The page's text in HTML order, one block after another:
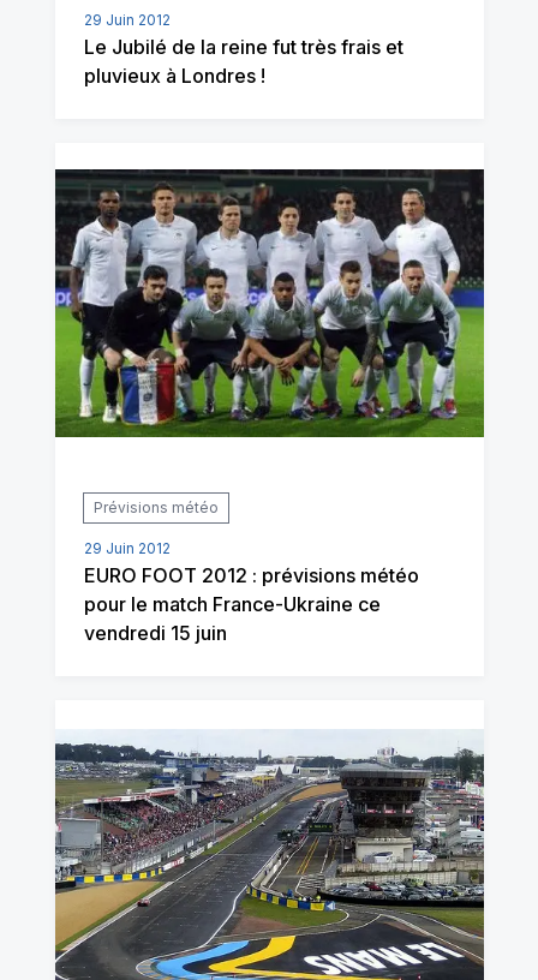
29 Juin 2012
Le Jubilé de la reine fut très frais et
pluvieux à Londres !
Prévisions météo
29 Juin 2012
EURO FOOT 2012 : prévisions météo
pour le match France-Ukraine ce
vendredi 15 juin